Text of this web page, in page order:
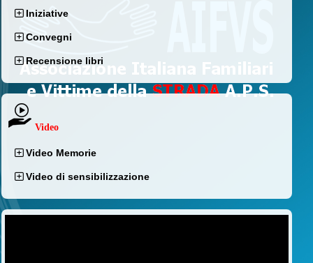
Iniziative
Convegni
Recensione libri
Video
Video Memorie
Video di sensibilizzazione